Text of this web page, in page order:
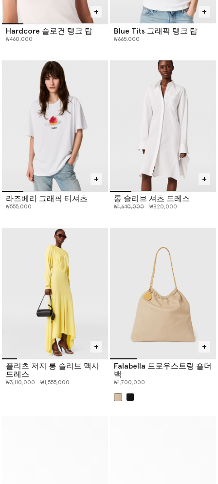
Hardcore 슬로건 탱크 탑
₩460,000
Blue Tits 그래픽 탱크 탑
₩665,000
라즈베리 그래픽 티셔츠
₩555,000
롱 슬리브 셔츠 드레스
인하 전 가격:
₩1,640,000인하된 가격:
₩820,000
플리츠 저지 롱 슬리브 맥시
드레스
인하 전 가격:
₩3,110,000인하된 가격:
₩1,555,000
Falabella 드로우스트링 숄더
백
₩1,700,000